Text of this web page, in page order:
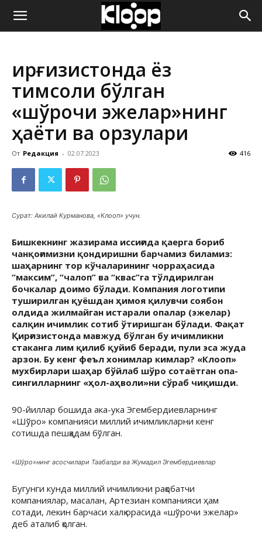
ҚИРҒИЗИСТОН
ЯНГИЛИКЛАРИ
Қирғизистонда ёз
тимсоли бўлган
«шўрочи эжелар»нинг
ҳаёти ва орзулари
От Редакция - 02.07.2023 416
Сурат: Акилай Курманова, «Клооп» учун.
Бишкекнинг жазирама иссиғида қаерга бориб
чанқоғимизни қондиришни барчамиз биламиз:
шаҳарнинг тор кўчаларининг чорраҳасида
“максим”, “чалоп” ва “квас”га тўлдирилган
бочкалар доимо бўлади. Компания логотипи
туширилган қуёшдан ҳимоя қилувчи соябон
олдида жилмайган истарали опалар (эжелар)
салқин ичимлик сотиб ўтиришган бўлади. Фақат
Қирғизистонда мавжуд бўлган бу ичимликни
стаканга лим қилиб қуйиб беради, пули эса жуда
арзон. Бу кенг феъл хонимлар кимлар? «Клооп»
мухбирлари шаҳар бўйлаб шўро сотаётган опа-
сингилларнинг «ҳол-аҳволи»ни сўраб чиқишди.
90-йиллар бошида ака-ука Эгембердиевларнинг
«Шўро» компанияси миллий ичимликларни кенг
сотишда пешқадам бўлган.
«Шўро»нинг асосчилари Таабалди ва Жумадил Эгембердиевлар
Бугунги кунда миллий ичимликни рақобатчи
компаниялар, масалан, Артезиан компанияси ҳам
сотади, лекин барчаси халқ орасида «шўрочи эжелар»
деб аталиб қолган.